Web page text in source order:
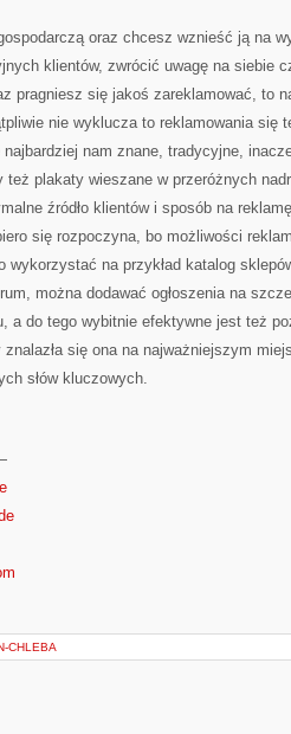
oraz chcesz wznieść ją na
klientów, zwrócić uwagę na siebie
pragniesz się jakoś zareklamować, to
nie wyklucza to reklamowania się
nam znane, tradycyjne,
też plakaty wieszane w przeróżnych
źródło klientów i sposób na
się rozpoczyna, bo możliwości
wykorzystać na przykład katalog
można dodawać ogłoszenia na
a do tego wybitnie efektywne jest też
się ona na najważniejszym
słów kluczowych.
CHLEBA